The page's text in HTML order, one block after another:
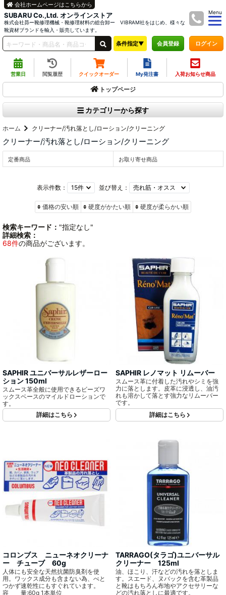
SUBARU Co.,Ltd. オンラインストア
株式会社昴ー靴修理機械・靴修理材料の総合卸ー VIBRAM社をはじめ、様々な
靴資材ブランドを輸入・販売しています。
Menu
会社ホームページはこちらから
条件指定▼ 会員登録 ログイン
営業日 閲覧履歴 クイックオーダー My発注書 入荷お知らせ商品
トップページ
カテゴリーから探す
ホーム クリーナー/汚れ落とし/ローション/クリーニング
クリーナー/汚れ落とし/ローション/クリーニング
定番商品 お取り寄せ商品
表示件数： 並び替え：
価格の安い順 硬度がかたい順 硬度が柔らかい順
検索キーワード： "指定なし"
詳細検索：
68件の商品がございます。
SAPHIR ユニバーサルレザーロー
ション 150ml
スムース革全般に使用できるビーズワ
ックスベースのマイルドローションで
す。
詳細はこちら
SAPHIR レノマット リムーバー
スムース革に付着した汚れやシミを強
力に落とします。皮革に浸透し、油汚
れも溶かして落とす強力なリムーバー
です。
詳細はこちら
コロンブス ニューネオクリーナ
ー チューブ 60g
人体にも安全な天然抗菌防臭剤を使
用。ワックス成分も含まない為、べと
つかず速乾性にもすぐれています。
容 量:60g 1本単位
TARRAGO(タラゴ)ユニバーサル
クリーナー 125ml
油、ほこり、汗などの汚れを落としま
す。スエード、ヌバックを含む革製品
と靴はもちろん布地やアクセサリーな
どの汚れ落としに最適です。